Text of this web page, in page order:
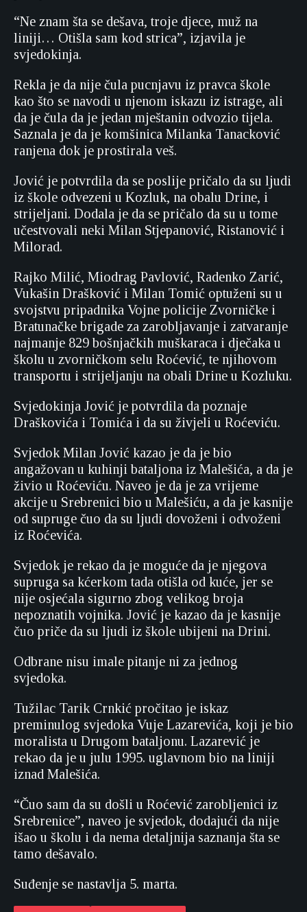
“Ne znam šta se dešava, troje djece, muž na
liniji… Otišla sam kod strica”, izjavila je
svjedokinja.
Rekla je da nije čula pucnjavu iz pravca škole
kao što se navodi u njenom iskazu iz istrage, ali
da je čula da je jedan mještanin odvozio tijela.
Saznala je da je komšinica Milanka Tanacković
ranjena dok je prostirala veš.
Jović je potvrdila da se poslije pričalo da su ljudi
iz škole odvezeni u Kozluk, na obalu Drine, i
strijeljani. Dodala je da se pričalo da su u tome
učestvovali neki Milan Stjepanović, Ristanović i
Milorad.
Rajko Milić, Miodrag Pavlović, Radenko Zarić,
Vukašin Drašković i Milan Tomić optuženi su u
svojstvu pripadnika Vojne policije Zvorničke i
Bratunačke brigade za zarobljavanje i zatvaranje
najmanje 829 bošnjačkih muškaraca i dječaka u
školu u zvorničkom selu Roćević, te njihovom
transportu i strijeljanju na obali Drine u Kozluku.
Svjedokinja Jović je potvrdila da poznaje
Draškovića i Tomića i da su živjeli u Roćeviću.
Svjedok Milan Jović kazao je da je bio
angažovan u kuhinji bataljona iz Malešića, a da je
živio u Roćeviću. Naveo je da je za vrijeme
akcije u Srebrenici bio u Malešiću, a da je kasnije
od supruge čuo da su ljudi dovoženi i odvoženi
iz Roćevića.
Svjedok je rekao da je moguće da je njegova
supruga sa kćerkom tada otišla od kuće, jer se
nije osjećala sigurno zbog velikog broja
nepoznatih vojnika. Jović je kazao da je kasnije
čuo priče da su ljudi iz škole ubijeni na Drini.
Odbrane nisu imale pitanje ni za jednog
svjedoka.
Tužilac Tarik Crnkić pročitao je iskaz
preminulog svjedoka Vuje Lazarevića, koji je bio
moralista u Drugom bataljonu. Lazarević je
rekao da je u julu 1995. uglavnom bio na liniji
iznad Malešića.
“Čuo sam da su došli u Roćević zarobljenici iz
Srebrenice”, naveo je svjedok, dodajući da nije
išao u školu i da nema detaljnija saznanja šta se
tamo dešavalo.
Suđenje se nastavlja 5. marta.